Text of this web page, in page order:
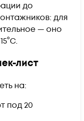
до
для
— оно
лист
на:
под 20